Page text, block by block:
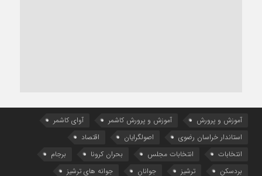
آموزش و پرورش آموزش و پرورش کاشمر
آوای کاشمر
استاندار خراسان رضوی
اصولگرایان
اقتصاد
انتخابات
انتخابات مجلس بحران کرونا
برجام
بردسکن
ترشیز جوانان
جوانه های ترشیز